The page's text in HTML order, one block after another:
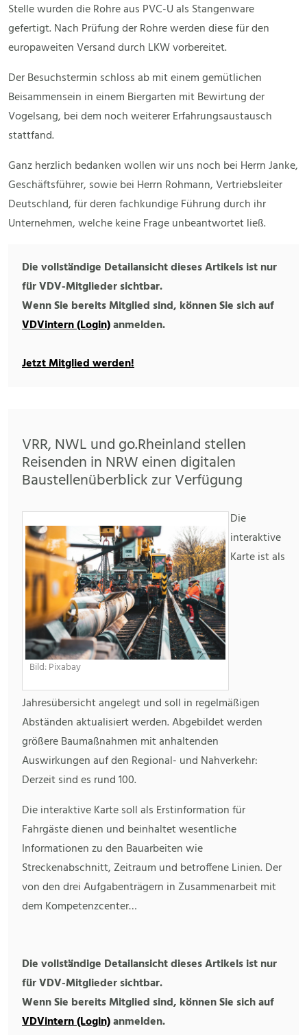
Stelle wurden die Rohre aus PVC-U als Stangenware
gefertigt. Nach Prüfung der Rohre werden diese für den
europaweiten Versand durch LKW vorbereitet.
Der Besuchstermin schloss ab mit einem gemütlichen
Beisammensein in einem Biergarten mit Bewirtung der
Vogelsang, bei dem noch weiterer Erfahrungsaustausch
stattfand.
Ganz herzlich bedanken wollen wir uns noch bei Herrn Janke,
Geschäftsführer, sowie bei Herrn Rohmann, Vertriebsleiter
Deutschland, für deren fachkundige Führung durch ihr
Unternehmen, welche keine Frage unbeantwortet ließ.
Die vollständige Detailansicht dieses Artikels ist nur
für VDV-Mitglieder sichtbar.
Wenn Sie bereits Mitglied sind, können Sie sich auf
VDVintern (Login)anmelden.
Jetzt Mitglied werden!
VRR, NWL und go.Rheinland stellen
Reisenden in NRW einen digitalen
Baustellenüberblick zur Verfügung
Bild: Pixabay
Die
interaktive
Karte ist als
Jahresübersicht angelegt und soll in regelmäßigen
Abständen aktualisiert werden. Abgebildet werden
größere Baumaßnahmen mit anhaltenden
Auswirkungen auf den Regional- und Nahverkehr:
Derzeit sind es rund 100.
Die interaktive Karte soll als Erstinformation für
Fahrgäste dienen und beinhaltet wesentliche
Informationen zu den Bauarbeiten wie
Streckenabschnitt, Zeitraum und betroffene Linien. Der
von den drei Aufgabenträgern in Zusammenarbeit mit
dem Kompetenzcenter…
Die vollständige Detailansicht dieses Artikels ist nur
für VDV-Mitglieder sichtbar.
Wenn Sie bereits Mitglied sind, können Sie sich auf
VDVintern (Login)anmelden.